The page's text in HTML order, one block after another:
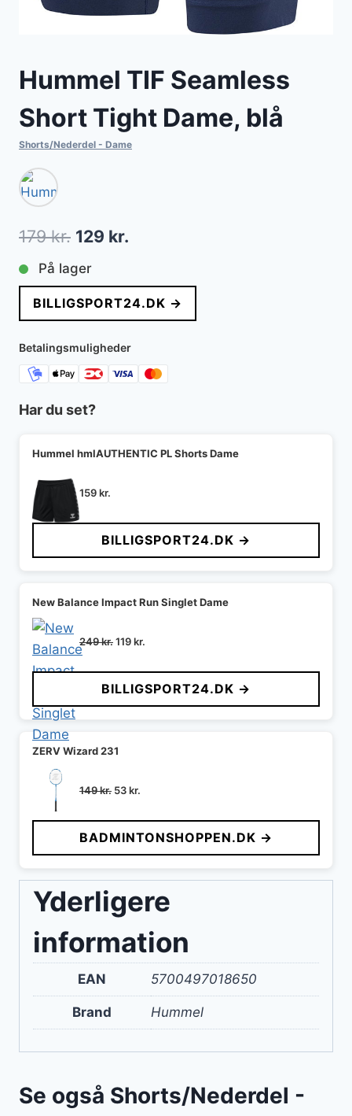
Hummel TIF Seamless
Short Tight Dame, blå
Shorts/Nederdel - Dame
179kr. Den
oprindelige
pris
var:
179 kr..
129 kr.
pris
er:
129 kr..
På lager
BILLIGSPORT24.DK →
Betalingsmuligheder
Har du set?
Hummel hmlAUTHENTIC PL Shorts Dame
159kr.
BILLIGSPORT24.DK →
New Balance Impact Run Singlet Dame
249kr.Den
pris
var:
249 kr..
119kr.
pris
er:
119 kr..
BILLIGSPORT24.DK →
ZERV Wizard 231
149kr. Den
pris
var:
149 kr..
53kr.
pris
er:
53 kr..
BADMINTONSHOPPEN.DK →
Yderligere
information
EAN 5700497018650
Brand Hummel
Se også Shorts/Nederdel -